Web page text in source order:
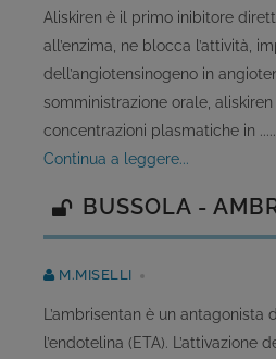
Aliskiren è il primo inibitore
all’enzima, ne blocca l’attività,
dell’angiotensinogeno in
somministrazione orale,
concentrazioni plasmatiche in
continua a leggere...
BUSSOLA -
M.MISELLI
L’ambrisentan è un
l’endotelina (ETA).